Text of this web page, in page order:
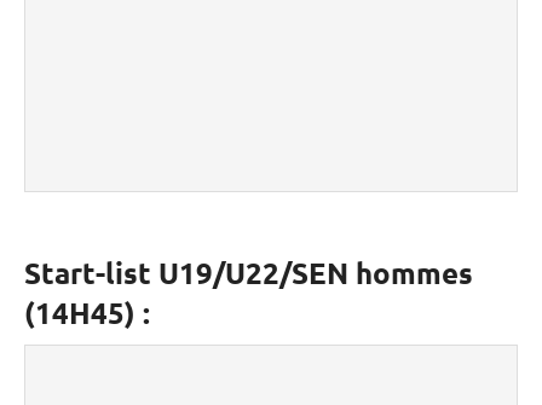
Start-list U19/U22/SEN hommes
(14H45) :